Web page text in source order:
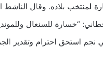
لمنتخب بلاده. وقال الناشط
“خسارة للسنغال
نجم استحق احترام وتقدير